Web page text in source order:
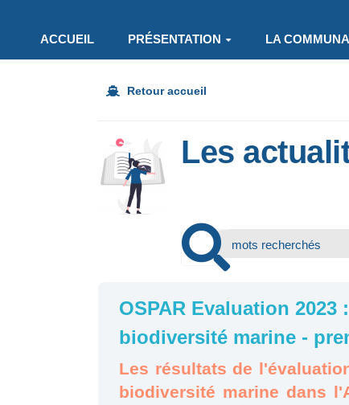
ACCUEIL
PRÉSENTATION LA
Retour accueil
Les
OSPAR Evaluation
biodiversité marine -
Les résultats de
biodiversité marine dans